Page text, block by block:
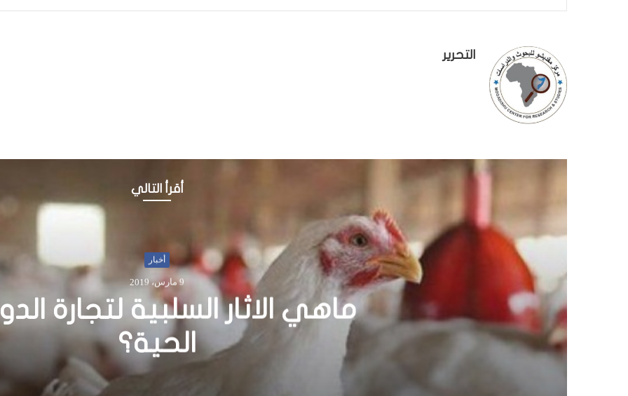
التحرير
أقرأ التالي
أخبار
29 أكتوبر، 2018
إثيوبيا تفتتح سدا جديدا
مشروعات تنموية بـ 7 مليارات دولار